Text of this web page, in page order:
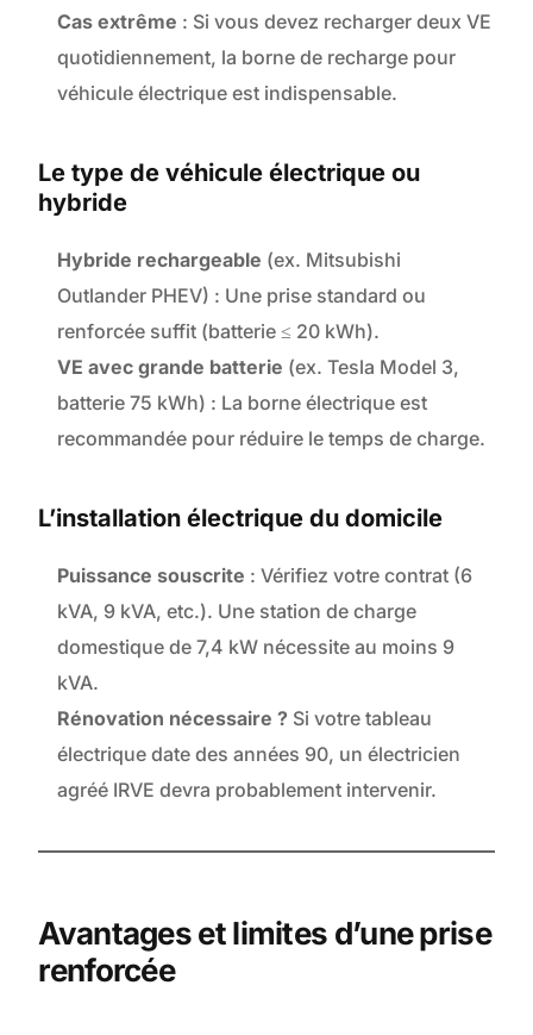
Cas extrême : Si vous devez recharger deux VE
quotidiennement, la borne de recharge pour
véhicule électrique est indispensable.
Le type de véhicule électrique ou
hybride
Hybride rechargeable (ex. Mitsubishi
Outlander PHEV) : Une prise standard ou
renforcée suffit (batterie ≤ 20 kWh).
VE avec grande batterie (ex. Tesla Model 3,
batterie 75 kWh) : La borne électrique est
recommandée pour réduire le temps de charge.
L’installation électrique du domicile
Puissance souscrite : Vérifiez votre contrat (6
kVA, 9 kVA, etc.). Une station de charge
domestique de 7,4 kW nécessite au moins 9
kVA.
Rénovation nécessaire ? Si votre tableau
électrique date des années 90, un électricien
agréé IRVE devra probablement intervenir.
Avantages et limites d’une prise
renforcée